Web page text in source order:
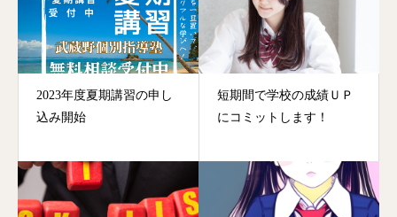
2023年度夏期講習の申し
込み開始
短期間で学校の成績ＵＰ
にコミットします！